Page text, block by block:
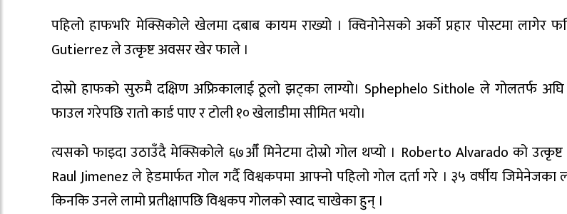
पहिलो हाफभरि मेक्सिकोले खेलमा दबाब कायम राख्यो । क्विनोनेसको अर्को प्रहार पोस्टमा लागेर
Gutierrez ले उत्कृष्ट अवसर खेर फाले ।
दोस्रो हाफको सुरुमै दक्षिण अफ्रिकालाई ठूलो झट्का लाग्यो। Sphephelo Sithole ले गोलतर्फ
फाउल गरेपछि रातो कार्ड पाए र टोली १० खेलाडीमा सीमित भयो।
त्यसको फाइदा उठाउँदै मेक्सिकोले ६७औँ मिनेटमा दोस्रो गोल थप्यो । Roberto Alvarado को उत्कृष्ट
Raul Jimenez ले हेडमार्फत गोल गर्दै विश्वकपमा आफ्नो पहिलो गोल दर्ता गरे । ३५ वर्षीय जिमेनेजका
किनकि उनले लामो प्रतीक्षापछि विश्वकप गोलको स्वाद चाखेका हुन् ।